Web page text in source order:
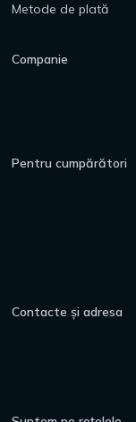
Metode de plată
Companie
Pentru cumpărători
Contacte și adresa